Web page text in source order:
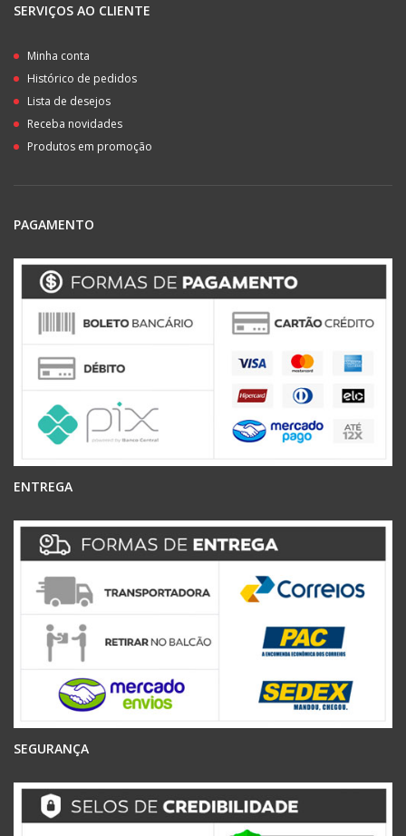
SERVIÇOS AO CLIENTE
Minha conta
Histórico de pedidos
Lista de desejos
Receba novidades
Produtos em promoção
PAGAMENTO
ENTREGA
SEGURANÇA